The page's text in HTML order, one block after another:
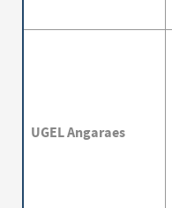
UGEL Angaraes